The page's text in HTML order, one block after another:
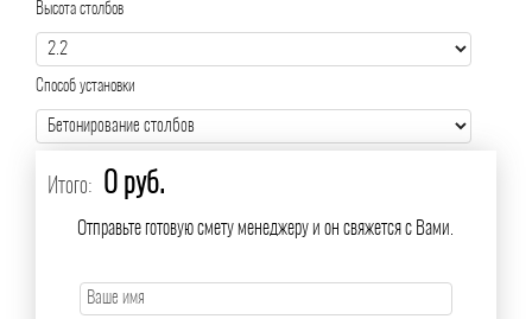
Высота столбов
Способ установки
Итого: 0 руб.
Отправьте готовую смету менеджеру и он свяжется с Вами.